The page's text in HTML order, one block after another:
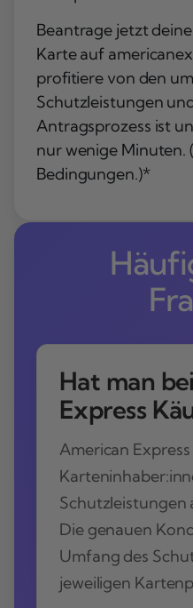
Beantrage jetzt
Karte auf
profitiere von den
Schutzleistungen
Antragsprozess ist
nur wenige Minuten.
Bedingungen.)*
Hat man
Express
American
Schutzleistungen
Die genauen
Umfang des
jeweiligen